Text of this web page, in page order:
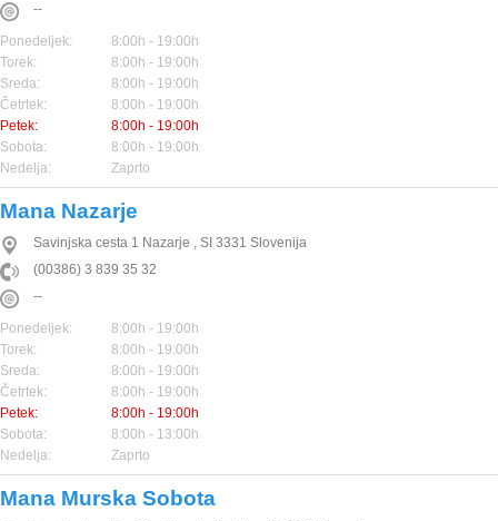
--
Ponedeljek:
8:00h - 19:00h
Torek:
8:00h - 19:00h
Sreda:
8:00h - 19:00h
Četrtek:
8:00h - 19:00h
Petek:
8:00h - 19:00h
Sobota:
8:00h - 19:00h
Nedelja:
Zaprto
Mana Nazarje
Savinjska cesta 1 Nazarje , SI 3331 Slovenija
(00386) 3 839 35 32
--
Ponedeljek:
8:00h - 19:00h
Torek:
8:00h - 19:00h
Sreda:
8:00h - 19:00h
Četrtek:
8:00h - 19:00h
Petek:
8:00h - 19:00h
Sobota:
8:00h - 13:00h
Nedelja:
Zaprto
Mana Murska Sobota